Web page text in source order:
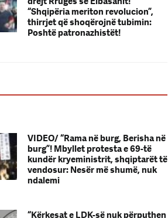
“Shqipëria meriton revolucion”,
thirrjet që shoqërojnë tubimin:
Poshtë patronazhistët!
VIDEO/ “Rama në burg, Berisha në
burg”! Mbyllet protesta e 69-të
kundër kryeministrit, shqiptarët të
vendosur: Nesër më shumë, nuk
ndalemi
“Kërkesat e LDK-së nuk përputhen